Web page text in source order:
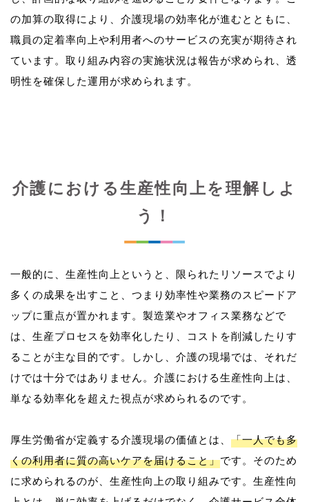
の加算の取得により、介護現場の効率化が進むとともに、
職員の定着率向上や利用者へのサービスの充実が期待され
ています。取り組み内容の実施状況は報告が求められ、透
介護における生産性向上を理解しよ
う！
一般的に、生産性向上というと、限られたリソースでより
多くの成果を出すこと、つまり効率性や業務のスピードア
ップに重点が置かれます。製造業やオフィス業務などで
は、生産プロセスを効率化したり、コストを削減したりす
ることが主な目的です。しかし、介護の現場では、それだ
けでは十分ではありません。介護における生産性向上は、
単なる効率化を超えた視点が求められるのです。
厚生労働省が定義する介護現場の価値とは、 「一人でも多
くの利用者に質の高いケアを届けること」です。そのため
に求められるのが、生産性向上の取り組みです。生産性向